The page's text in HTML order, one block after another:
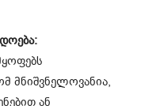
მნიშვნელოვანია,
ან